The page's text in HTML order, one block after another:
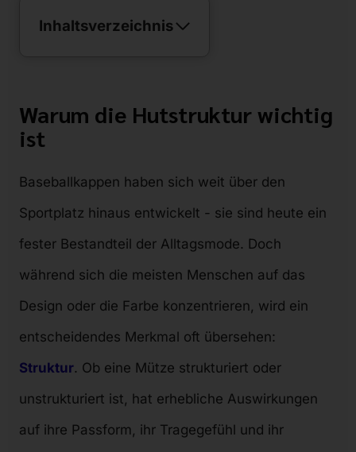
Inhaltsverzeichnis
Warum die Hutstruktur wichtig
ist
Baseballkappen haben sich weit über den
Sportplatz hinaus entwickelt - sie sind heute ein
fester Bestandteil der Alltagsmode. Doch
während sich die meisten Menschen auf das
Design oder die Farbe konzentrieren, wird ein
entscheidendes Merkmal oft übersehen:
Struktur. Ob eine Mütze strukturiert oder
unstrukturiert ist, hat erhebliche Auswirkungen
auf ihre Passform, ihr Tragegefühl und ihr